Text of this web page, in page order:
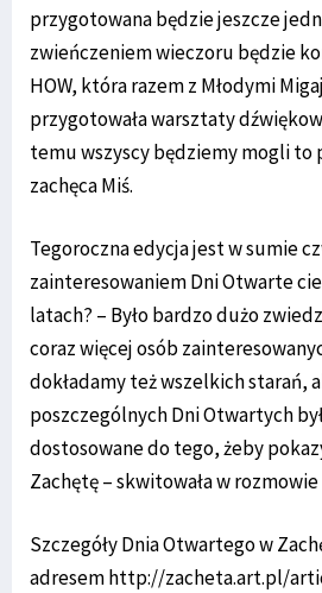
przygotowana będzie jeszcze
zwieńczeniem wieczoru będzie
HOW, która razem z Młodymi
przygotowała warsztaty
temu wszyscy będziemy mogli to
zachęca Miś.
Tegoroczna edycja jest w sumie
zainteresowaniem Dni Otwarte
latach? – Było bardzo dużo
coraz więcej osób
dokładamy też wszelkich starań,
poszczególnych Dni Otwartych
dostosowane do tego, żeby
Zachętę – skwitowała w rozmowie
Szczegóły Dnia Otwartego w
adresem http://zacheta.art.pl/